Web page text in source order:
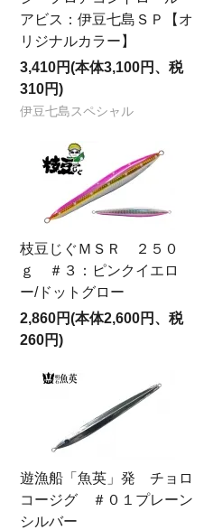
アビス：伊豆七島ＳＰ【オ
リジナルカラー】
3,410円(本体3,100円、税
310円)
伊豆七島スペシャル
枝豆じぐＭＳＲ ２５０
ｇ ＃３：ピンクイエロ
ー/ドットグロー
2,860円(本体2,600円、税
260円)
遊漁船「魚英」発 チョロ
コージグ ＃０１プレーン
シルバー